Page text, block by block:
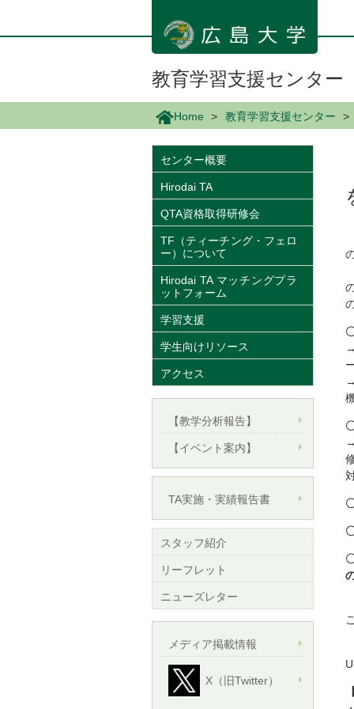
ン
教育学習支援センター
Home 教育学習支援センター
センター概要
Hirodai TA
QTA資格取得研修会
TF（ティーチング・フェロ
ー）について
Hirodai TA マッチングプラ
ットフォーム
学習支援
学生向けリソース
アクセス
【教学分析報告】
【イベント案内】
TA実施・実績報告書
スタッフ紹介
リーフレット
ニューズレター
メディア掲載情報
X（旧Twitter）